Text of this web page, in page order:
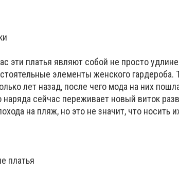
эти платья являют собой не просто
элементы женского гардероба.
лет назад, после чего мода на них
наряда сейчас переживает новый виток
на пляж, но это не значит, что носить
платья